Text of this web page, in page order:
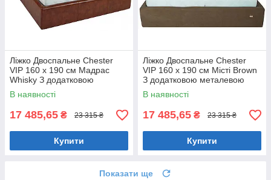
Ліжко Двоспальне Chester
VIP 160 х 190 см Мадрас
Whisky З додатковою
металевою цільнозварною
рамою Коричневий
В наявності
17 485,65 ₴ 23 315 ₴
Купити
Ліжко Двоспальне Chester
VIP 160 х 190 см Місті Brown
З додатковою металевою
цільнозварною рамою
Коричневий
В наявності
17 485,65 ₴ 23 315 ₴
Купити
Показати ще